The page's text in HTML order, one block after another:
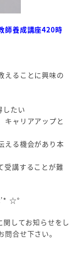
養成講座420時
ることに興味の
たい
ャリアアップと
る機会があり本
講することが難
☆°
してお知らせをし
合せ下さい。